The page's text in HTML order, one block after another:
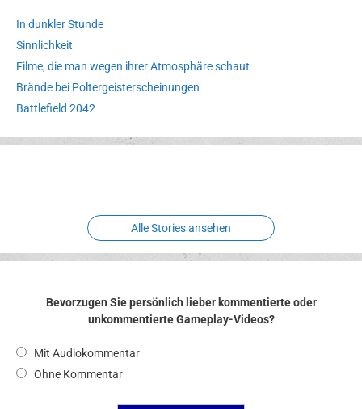
In dunkler Stunde
Sinnlichkeit
Filme, die man wegen ihrer Atmosphäre schaut
Brände bei Poltergeisterscheinungen
Battlefield 2042
Erlebnispark
Verbotene
Alle Stories ansehen
Bevorzugen Sie persönlich lieber kommentierte oder
unkommentierte Gameplay-Videos?
Mit Audiokommentar
Ohne Kommentar